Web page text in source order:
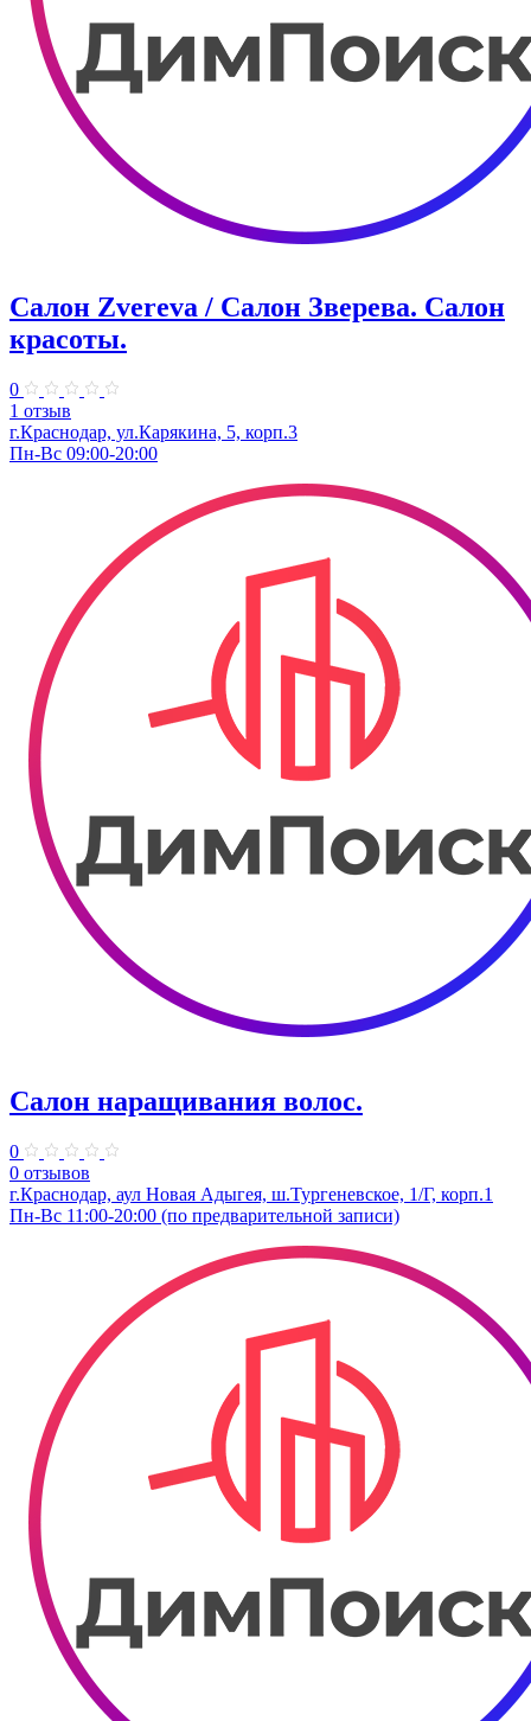
Салон Zvereva / Салон Зверева. Салон
красоты.
0
1 отзыв
г.Краснодар, ул.Карякина, 5, корп.3
Пн-Вс 09:00-20:00
Салон наращивания волос.
0
0 отзывов
г.Краснодар, аул Новая Адыгея, ш.Тургеневское, 1/Г, корп.1
Пн-Вс 11:00-20:00 (по предварительной записи)